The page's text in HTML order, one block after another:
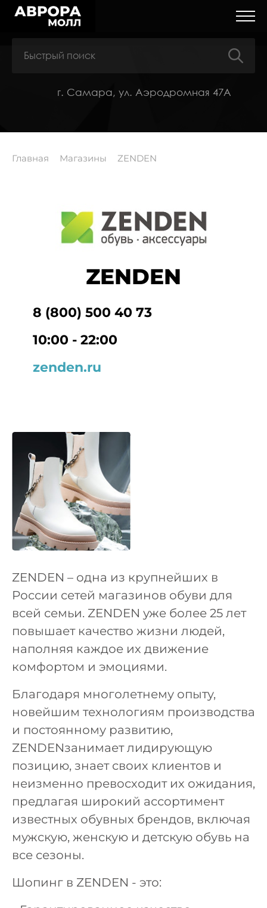
г. Самара, ул. Аэродромная 47А
Главная Магазины ZENDEN
ZENDEN
8 (800) 500 40 73
10:00 - 22:00
zenden.ru
ZENDEN – одна из крупнейших в
России сетей магазинов обуви для
всей семьи. ZENDEN уже более 25 лет
повышает качество жизни людей,
наполняя каждое их движение
комфортом и эмоциями.
Благодаря многолетнему опыту,
новейшим технологиям производства
и постоянному развитию,
ZENDENзанимает лидирующую
позицию, знает своих клиентов и
неизменно превосходит их ожидания,
предлагая широкий ассортимент
известных обувных брендов, включая
мужскую, женскую и детскую обувь на
все сезоны.
Шопинг в ZENDEN - это: